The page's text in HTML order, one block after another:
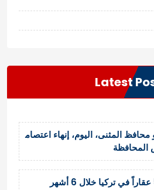
Latest
المثنى، اليوم، إنهاء اعتصام